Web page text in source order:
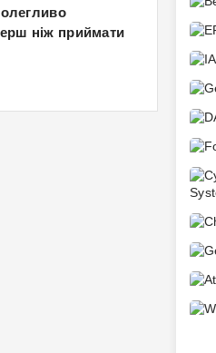
ніж приймати